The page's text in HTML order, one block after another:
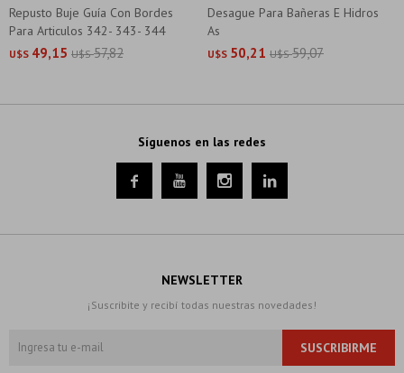
Repusto Buje Guía Con Bordes
Para Articulos 342- 343- 344
U$S 49,15 U$S 57,82
Desague Para Bañeras E Hidros
As
U$S 50,21 U$S 59,07
Síguenos en las redes
   
NEWSLETTER
¡Suscribite y recibí todas nuestras novedades!
SUSCRIBIRME